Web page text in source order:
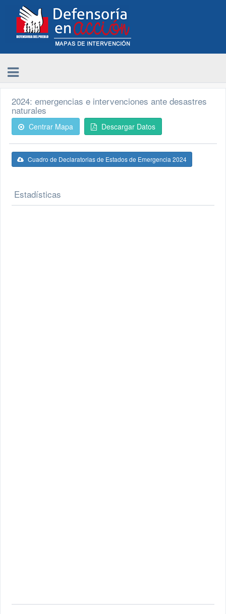
2024: emergencias e intervenciones ante desastres
naturales
Centrar Mapa Descargar Datos
Cuadro de Declaratorias de Estados de Emergencia 2024
Estadísticas